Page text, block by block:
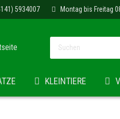
5934007 Montag bis Freitag
KLEINTIERE